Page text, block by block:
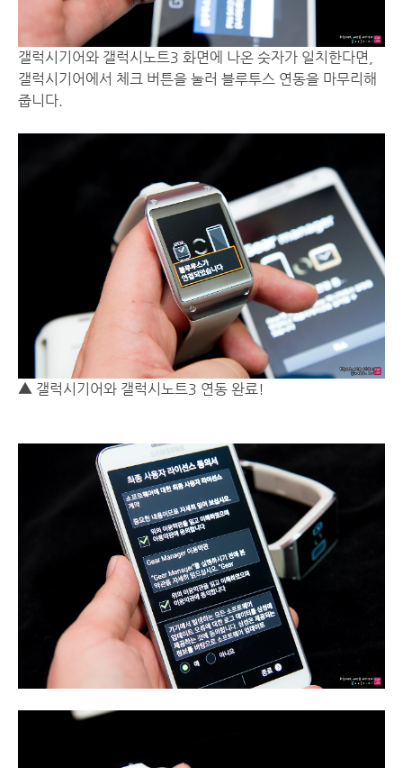
갤럭시기어와 갤럭시노트3 화면에 나온 숫자가 일치한다면,
갤럭시기어에서 체크 버튼을 눌러 블루투스 연동을 마무리해
줍니다.
▲ 갤럭시기어와 갤럭시노트3 연동 완료!